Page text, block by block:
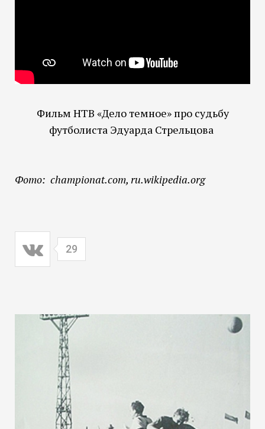
Фильм НТВ «Дело темное» про судьбу
футболиста Эдуарда Стрельцова
Фото: championat.com, ru.wikipedia.org
29